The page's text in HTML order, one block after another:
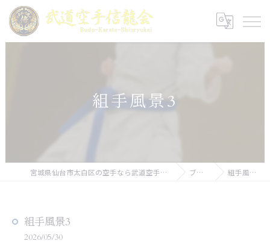
組手風景3
宮城県仙台市太白区の空手なら武道空手信龍会 ブログ 組手風景3
組手風景3
2026/05/30